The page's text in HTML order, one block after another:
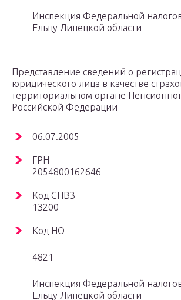
Инспекция Федеральной
Ельцу Липецкой области
Представление сведений о
юридического лица в качестве
территориальном органе
Российской Федерации
06.07.2005
ГРН
2054800162646
Код СПВЗ
13200
Код НО
4821
Инспекция Федеральной
Ельцу Липецкой области